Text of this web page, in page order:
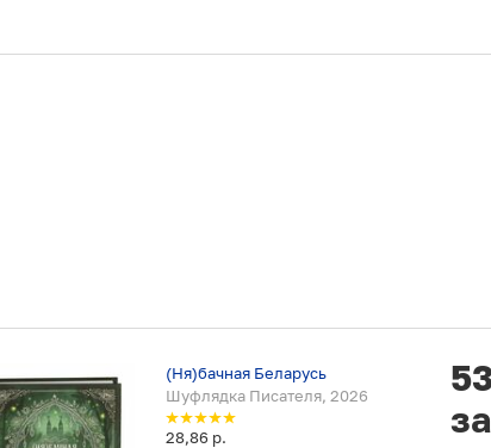
(Ня)бачная Беларусь
Шуфлядка Писателя, 2026
28,86 р.